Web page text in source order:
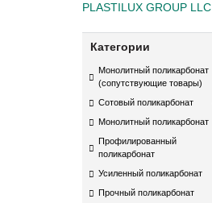
PLASTILUX GROUP LLC
Категории
Монолитный поликарбонат
(сопутствующие товары)
Сотовый поликарбонат
Монолитный поликарбонат
Профилированный
поликарбонат
Усиленный поликарбонат
Прочный поликарбонат